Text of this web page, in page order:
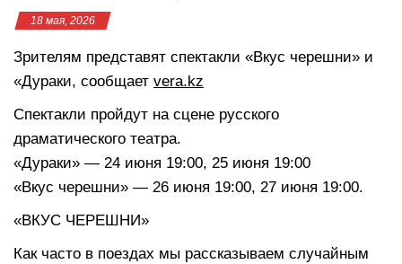
18 мая, 2026
Зрителям представят спектакли «Вкус черешни» и
«Дураки, сообщает vera.kz
Спектакли пройдут на сцене русского
драматического театра.
«Дураки» — 24 июня 19:00, 25 июня 19:00
«Вкус черешни» — 26 июня 19:00, 27 июня 19:00.
«ВКУС ЧЕРЕШНИ»
Как часто в поездах мы рассказываем случайным